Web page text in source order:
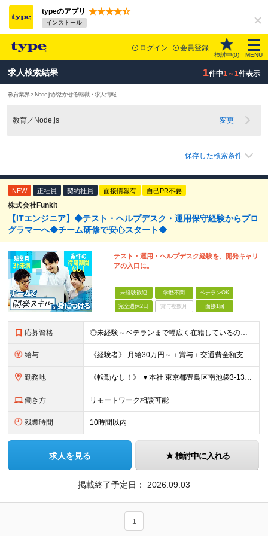
typeのアプリ
インストール
ログイン 会員登録
検討中(0) MENU
求人検索結果 1件中1～1件表示
教育業界 × Node.jsが活かせる転職・求人情報
教育／Node.js 変更
保存した検索条件
NEW 正社員 契約社員 面接情報有 自己PR不要
株式会社Funkit
【ITエンジニア】◆テスト・ヘルプデスク・運用保守経験からプロ
グラマーへ◆チーム研修で安心スタート◆
テスト・運用・ヘルプデスク経験を、開発キャリ
アの入口に。
未経験歓迎 学歴不問 ベテランOK
完全週休2日 賞与複数月 面接1回
応募資格 ◎未経験～ベテランまで幅広く在籍しているので大丈夫！◎ ＼こんなアナタにピッタリです♪／ ◆IT業界で手に職を付けて活躍したい方 ◆サポート体制が整っている会社で働きたい方 ◆フラットな社風の会社で
給与 《経験者》 月給30万円～＋賞与＋交通費全額支給 《未経験者》 月給23万円～＋賞与＋交通費全額支給 ※上記月給には固定残業代（20時間分／《経験者》40,600円～《未経験者》31,100円～）
勤務地 《転勤なし！》 ▼本社 東京都豊島区南池袋3-13-8 ホウエイビル9F ▼開発拠点 東京都豊島区南池袋3-13-5 KJ南池袋ビル4階 【東京本社or首都圏の各プロジェクト先】 ▼各プロジェクト
働き方 リモートワーク相談可能
残業時間 10時間以内
求人を見る 検討中に入れる
掲載終了予定日： 2026.09.03
1